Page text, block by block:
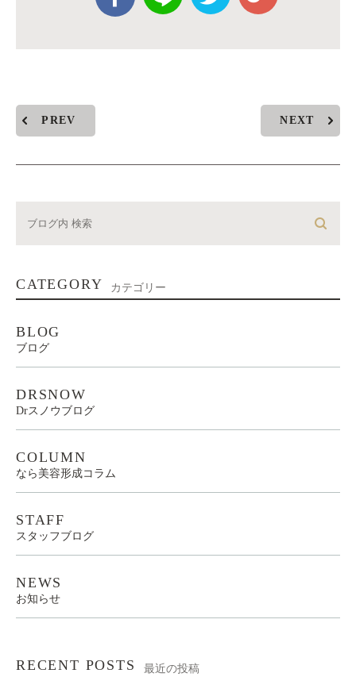
PREV NEXT
CATEGORY カテゴリー
BLOG
ブログ
DRSNOW
Drスノウブログ
COLUMN
なら美容形成コラム
STAFF
スタッフブログ
NEWS
お知らせ
RECENT POSTS 最近の投稿